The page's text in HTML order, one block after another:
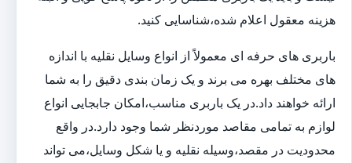
هزینه معقول اعلام شده،شناسایی کنید.
باربری های حرفه ای معمولاً از انواع وسایل نقلیه با اندازه
های مختلف بهره می برند و یک زمان بندی دقیق را به شما
ارائه خواهند داد.در یک باربری مناسب،امکان جابجایی انواع
لوازم به تمامی مقاصد موردنظر شما وجود دارد.در واقع
محدودیت در مقصد،وسیله نقلیه و یا شکل وسایل،می تواند